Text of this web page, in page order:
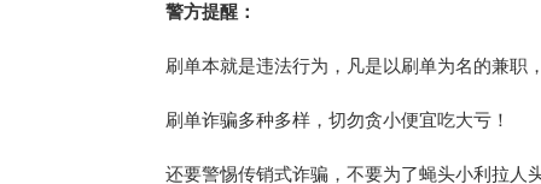
警方提醒：
刷单本就是违法行为，凡是以刷单为名的兼职
刷单诈骗多种多样，切勿贪小便宜吃大亏！
还要警惕传销式诈骗，不要为了蝇头小利拉人